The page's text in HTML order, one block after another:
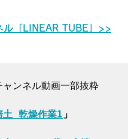
「LINEAR TUBE」>>
ンネル動画一部抜粋
土 乾燥作業1 」